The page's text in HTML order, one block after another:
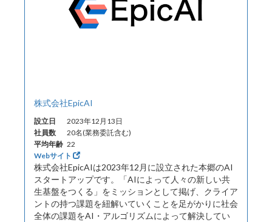
株式会社EpicAI
設立日
2023年12月13日
社員数
20名(業務委託含む)
平均年齢 22
Webサイト
株式会社EpicAIは2023年12月に設立された本郷のAI
スタートアップです。「AIによって人々の新しい共
生基盤をつくる」をミッションとして掲げ、クライア
ントの持つ課題を紐解いていくことを足がかりに社会
全体の課題をAI・アルゴリズムによって解決してい